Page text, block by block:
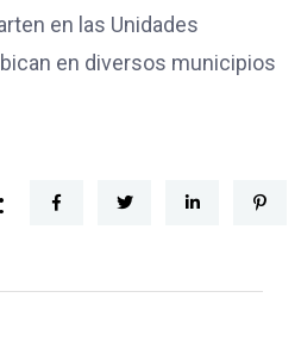
en las Unidades
en diversos municipios